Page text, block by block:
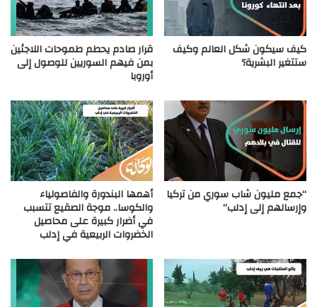
كيف سيكون شكل العالم وكيف
ستتغير البشرية؟
قرار صادم يحطم طموحات اللاجئين
بمن فيهم السوريين للوصول إلى
أوروبا
“جمع مليون شاب سوري من تركيا
وإرسالهم إلى إدلب”
أهمها البندورة والفاصولياء
والكوسا.. موجة الصقيع تتسبب
في أضرار كبيرة على محاصيل
الخضروات الربيعية في إدلب